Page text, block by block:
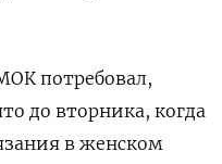
потребовал,
до вторника, когда
в женском